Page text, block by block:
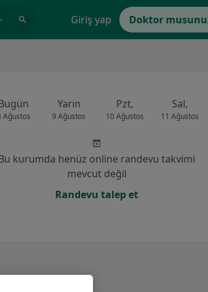
Giriş yap Doktor
Ağustos
Yarın
9 Ağustos
Pzt,
10 Ağustos
Sal,
11 Ağustos
kurumda henüz online randevu takvimi
mevcut değil
Randevu talep et